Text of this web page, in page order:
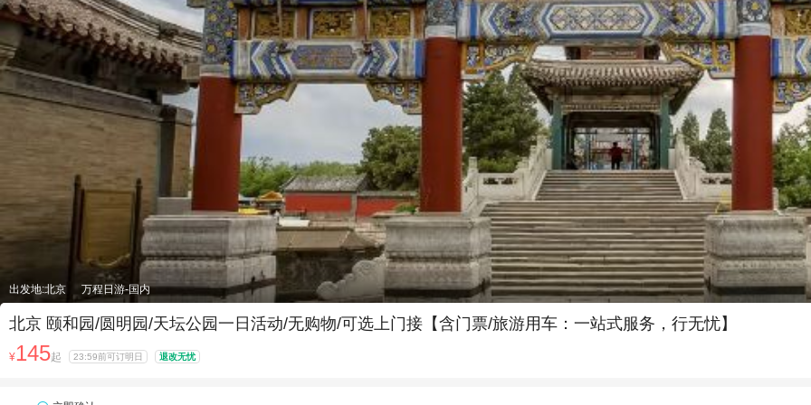
出发地:北京 万程日游-国内
北京 颐和园/圆明园/天坛公园一日活动/无购物/可选上门接【含门票/旅游用车：一站式服务，行无忧】
¥145起 23:59前可订明日 退改无忧